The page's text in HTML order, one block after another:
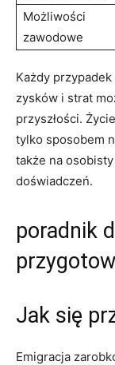
Możliwości
zawodowe
Każdy
zysków i strat
przyszłości.
tylko sposobem
także na
doświadczeń.
poradnik
Jak się
Emigracja